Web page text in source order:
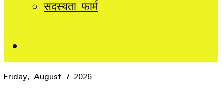
सदस्यता फार्म
Friday, August 7 2026